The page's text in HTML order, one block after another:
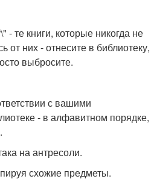
- те книги, которые никогда не
от них - отнесите в библиотеку,
выбросите.
с вашими
- в алфавитном порядке,
на антресоли.
схожие предметы.